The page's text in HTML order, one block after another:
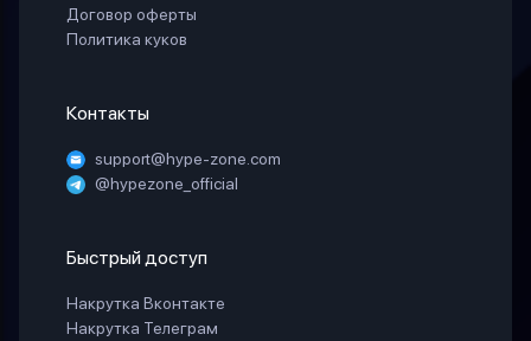
Договор оферты
Политика куков
Контакты
support@hype-zone.com
@hypezone_official
Быстрый доступ
Накрутка Вконтакте
Накрутка Телеграм